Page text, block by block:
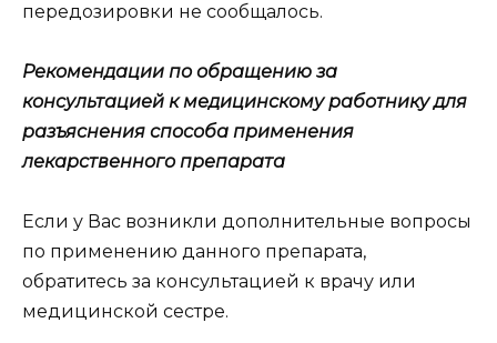
передозировки не сообщалось.
Рекомендации по обращению за
консультацией к медицинскому работнику для
разъяснения способа применения
лекарственного препарата
Если у Вас возникли дополнительные вопросы
по применению данного препарата,
обратитесь за консультацией к врачу или
медицинской сестре.